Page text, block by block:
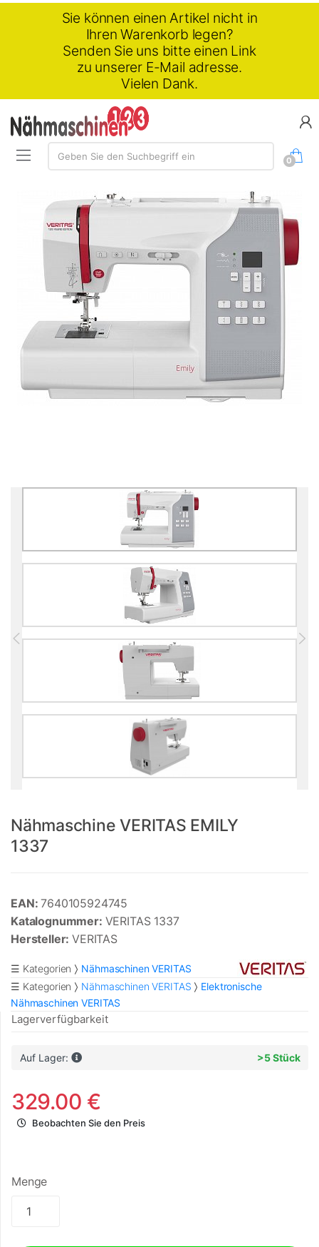
Sie können einen Artikel nicht in
Ihren Warenkorb legen?
Senden Sie uns bitte einen Link
zu unserer E-Mail adresse.
Vielen Dank.
Suchen:
Geben Sie den Suchbegriff ein
0
Nähmaschine VERITAS EMILY
1337
EAN: 7640105924745
Katalognummer: VERITAS 1337
Hersteller:VERITAS
☰ Kategorien
Nähmaschinen VERITAS
☰ Kategorien
Nähmaschinen VERITAS
Elektronische
Nähmaschinen VERITAS
Lagerverfügbarkeit
Auf Lager: >5 Stück
329.00 €
Beobachten Sie den Preis
Menge